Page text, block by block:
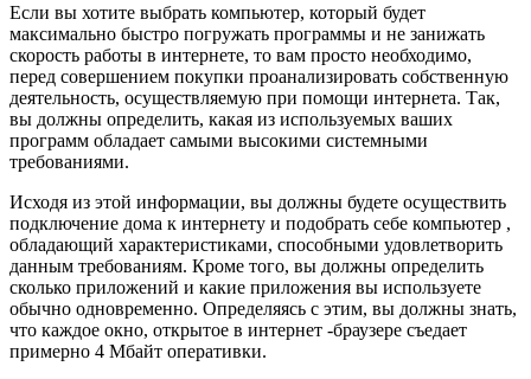
Если вы хотите выбрать компьютер, который будет
максимально быстро погружать программы и не занижать
скорость работы в интернете, то вам просто необходимо,
перед совершением покупки проанализировать собственную
деятельность, осуществляемую при помощи интернета. Так,
вы должны определить, какая из используемых ваших
программ обладает самыми высокими системными
требованиями.
Исходя из этой информации, вы должны будете осуществить
подключение дома к интернету и подобрать себе компьютер ,
обладающий характеристиками, способными удовлетворить
данным требованиям. Кроме того, вы должны определить
сколько приложений и какие приложения вы используете
обычно одновременно. Определяясь с этим, вы должны знать,
что каждое окно, открытое в интернет -браузере съедает
примерно 4 Мбайт оперативки.